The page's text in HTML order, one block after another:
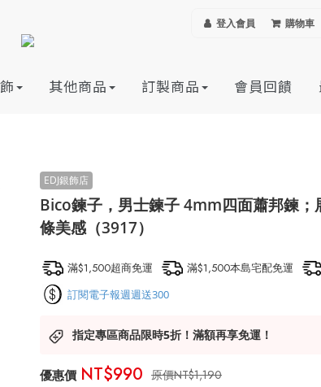
登入會員 購物車
其他商品 訂製商品 會員回饋
Bico鍊子，男士鍊子 4mm四面蕭邦鍊；
條美感（3917）
滿$1,500超商免運 滿$1,500本島宅配免運
訂閱電子報週週送300
指定專區商品限時5折！滿額再享免運！
NT$1,190
NT$990